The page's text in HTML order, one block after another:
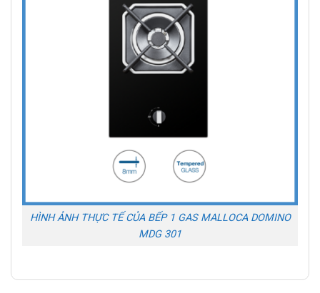
HÌNH ẢNH THỰC TẾ CỦA BẾP 1 GAS MALLOCA DOMINO
MDG 301